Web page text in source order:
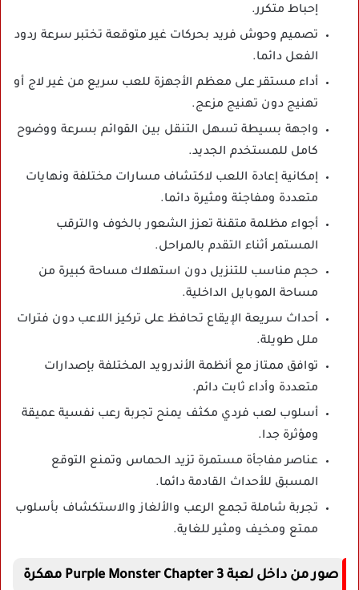
إحباط متكرر.
تصميم وحوش فريد بحركات غير متوقعة تختبر سرعة ردود
الفعل دائما.
أداء مستقر على معظم الأجهزة للعب سريع من غير لاج أو
تهنيج دون تهنيج مزعج.
واجهة بسيطة تسهل التنقل بين القوائم بسرعة ووضوح
كامل للمستخدم الجديد.
إمكانية إعادة اللعب لاكتشاف مسارات مختلفة ونهايات
متعددة ومفاجئة ومثيرة دائما.
أجواء مظلمة متقنة تعزز الشعور بالخوف والترقب
المستمر أثناء التقدم بالمراحل.
حجم مناسب للتنزيل دون استهلاك مساحة كبيرة من
مساحة الموبايل الداخلية.
أحداث سريعة الإيقاع تحافظ على تركيز اللاعب دون فترات
ملل طويلة.
توافق ممتاز مع أنظمة الأندرويد المختلفة بإصدارات
متعددة وأداء ثابت دائم.
أسلوب لعب فردي مكثف يمنح تجربة رعب نفسية عميقة
ومؤثرة جدا.
عناصر مفاجأة مستمرة تزيد الحماس وتمنع التوقع
المسبق للأحداث القادمة دائما.
تجربة شاملة تجمع الرعب والألغاز والاستكشاف بأسلوب
ممتع ومخيف ومثير للغاية.
صور من داخل لعبة Purple Monster Chapter 3 مهكرة